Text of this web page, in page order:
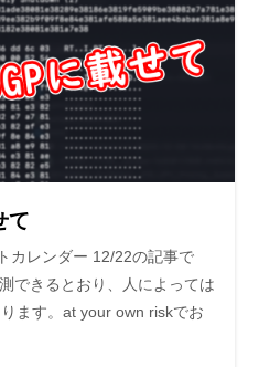
て
カレンダー 12/22の記事で
できるとおり、人によっては
ます。at your own riskでお